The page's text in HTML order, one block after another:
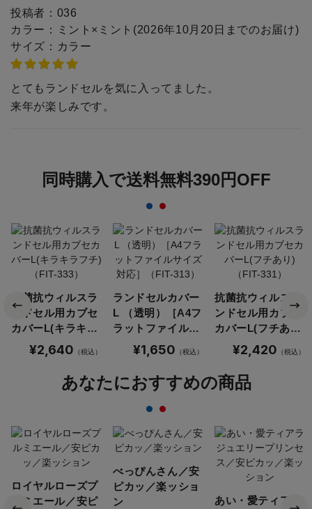
投稿者： 036
カラー：
ミント×ミント(2026年10月20日までのお届け)
サイズ： カラー
とてもランドセルを気に入ってました。
来年が楽しみです。
同時購入で送料無料390円OFF
抗菌抗ウィルスラ
ンドセル用カブセ
カバーL(キラキラ
フチ)（FIT-333）
¥2,640 （税込）
ランドセルカバー
L （透明）［A4フ
ラットファイルサ
イズ対応］（FIT-
¥1,650 （税込）
抗菌抗ウィルスラ
ンドセル用カブセ
カバーL(フチあり)
（FIT-331）
¥2,420 （税込）
あなたにおすすめの商品
ロイヤルローズプ
ルミエール／安ピ
べっぴんさん／安
ピカッ／楽ッショ
ン
あい・愛ティアラ